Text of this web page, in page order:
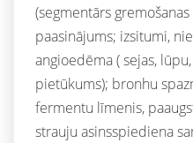
(segmentārs
paasinājums; izsitumi,
angioedēma ( sejas,
pietūkums); bronhu
fermentu līmenis,
strauju asinsspiediena